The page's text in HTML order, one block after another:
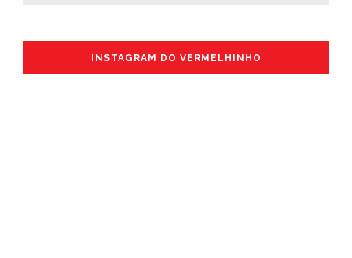
INSTAGRAM DO VERMELHINHO